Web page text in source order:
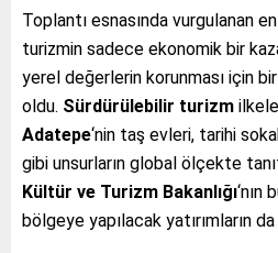
Toplantı esnasında vurgulanan
turizmin sadece ekonomik bir
yerel değerlerin korunması için
oldu. Sürdürülebilir turizm
Adatepe‘nin taş evleri, tarihi
gibi unsurların global ölçekte
Kültür ve Turizm Bakanlığı‘nın
bölgeye yapılacak yatırımların